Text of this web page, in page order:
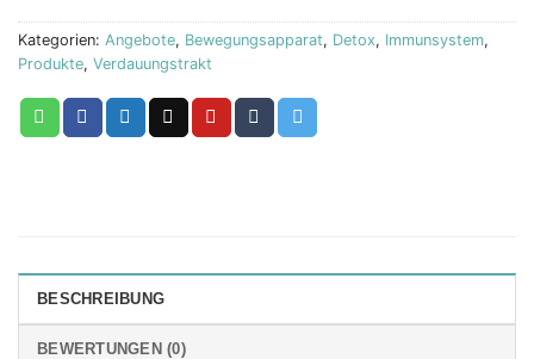
Kategorien: Angebote, Bewegungsapparat, Detox, Immunsystem,
Produkte, Verdauungstrakt
BESCHREIBUNG
BEWERTUNGEN (0)